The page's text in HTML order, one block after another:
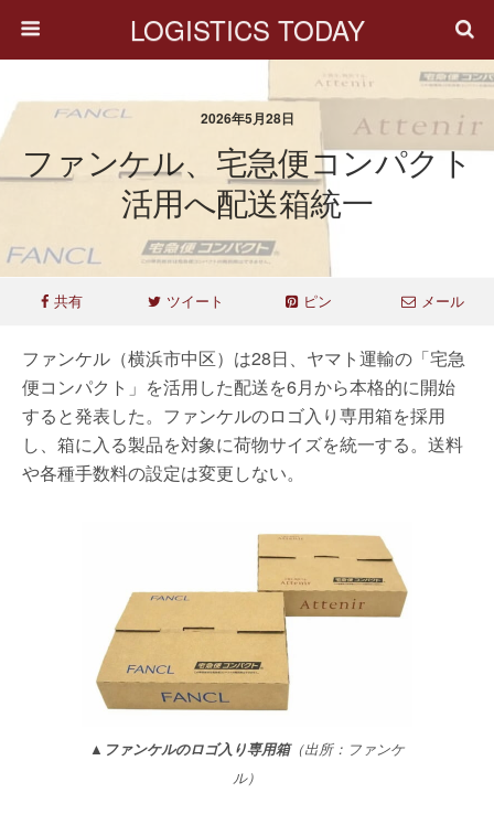
LOGISTICS TODAY
2026年5月28日
ファンケル、宅急便コンパクト
活用へ配送箱統一
共有 ツイート ピン メール
ファンケル（横浜市中区）は28日、ヤマト運輸の「宅急
便コンパクト」を活用した配送を6月から本格的に開始
すると発表した。ファンケルのロゴ入り専用箱を採用
し、箱に入る製品を対象に荷物サイズを統一する。送料
や各種手数料の設定は変更しない。
▲ファンケルのロゴ入り専用箱（出所：ファンケ
ル）